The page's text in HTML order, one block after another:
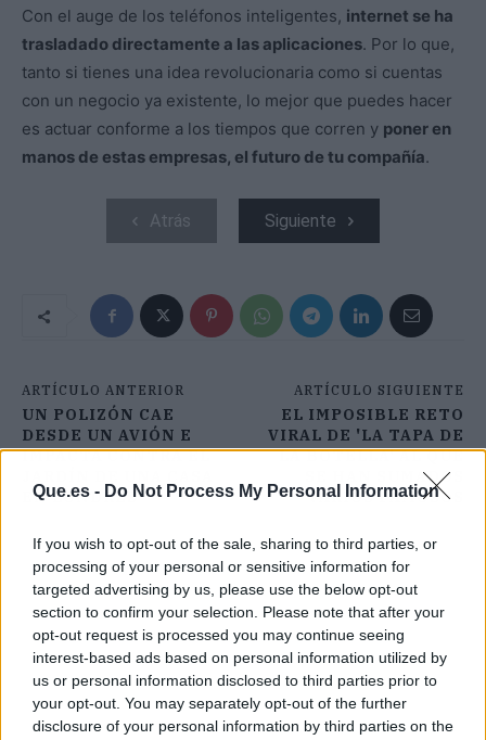
Que.es - Do Not Process My Personal Information
If you wish to opt-out of the sale, sharing to third parties, or
processing of your personal or sensitive information for
targeted advertising by us, please use the below opt-out
section to confirm your selection. Please note that after your
opt-out request is processed you may continue seeing
interest-based ads based on personal information utilized by
us or personal information disclosed to third parties prior to
your opt-out. You may separately opt-out of the further
disclosure of your personal information by third parties on the
Con el auge de los teléfonos inteligentes, internet se ha
trasladado directamente a las aplicaciones. Por lo que,
tanto si tienes una idea revolucionaria como si cuentas
con un negocio ya existente, lo mejor que puedes hacer
es actuar conforme a los tiempos que corren y poner en
manos de estas empresas, el futuro de tu compañía.
Atrás Siguiente
ARTÍCULO ANTERIOR
UN POLIZÓN CAE
DESDE UN AVIÓN E
IMPACTA CONTRA EL
EN LONDRES
ARTÍCULO SIGUIENTE
EL IMPOSIBLE RETO
VIRAL DE 'LA TAPA DE
LA BOTELLA' AL QUE
SE HAN SUMADOS
VARIOS FAMOSOS